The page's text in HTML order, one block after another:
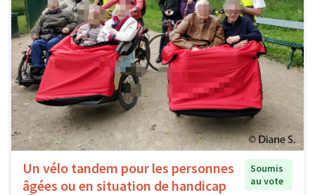
Un vélo tandem pour les personnes
âgées ou en situation de handicap
Soumis
au vote